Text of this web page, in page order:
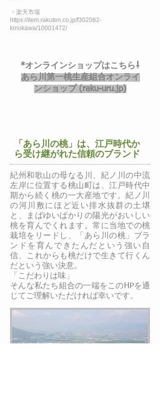
・楽天市場
https://item.rakuten.co.jp/f302082-
kinokawa/10001472/
*オンラインショップはこちら⇩
あら川第一桃生産組合オンライ
ンショップ (raku-uru.jp)
「あら川の桃」は、江戸時代か
ら受け継がれた信頼のブランド
紀州和歌山の母なる川、紀ノ川の中流
左岸に位置する桃山町は、江戸時代中
期から続く桃の一大産地です。紀ノ川
の河川敷にほど近い排水抜群の土壌
と、まばゆいばかりの陽光がおいしい
桃を育んでくれます。常に当地での桃
栽培をリードし、「あら川の桃」ブラ
ンドを育んできたんだという強い自
信、これからも桃だけで生きて行くん
だという強い決意。
「こだわりは味」
そんな私たち組合の一端をこのHPを通
じてご理解いただければ幸いです。